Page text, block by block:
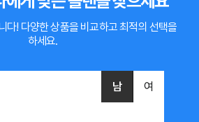
다! 다양한 상품을 비교하고 최적의 선택을
하세요.
남 여